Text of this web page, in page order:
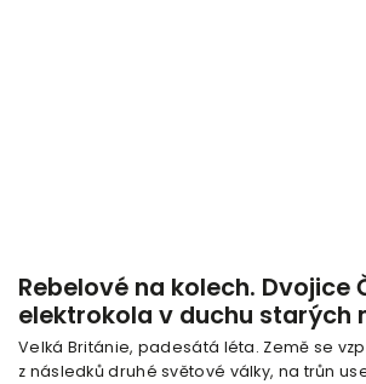
Rebelové na kolech. Dvojice
elektrokola v duchu starých
Velká Británie, padesátá léta. Země se
z následků druhé světové války, na trůn